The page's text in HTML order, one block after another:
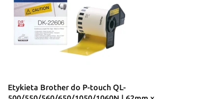
Etykieta Brother do P-touch QL-